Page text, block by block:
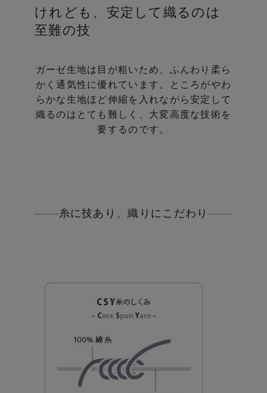
けれども、安定して織るのは
至難の技
ガーゼ生地は目が粗いため、ふんわり柔ら
かく通気性に優れています。
ところがやわ
らかな生地ほど伸縮を入れながら安定して
織るのはとても難しく、大変高度な技術を
要するのです。
糸に技あり、織りにこだわり